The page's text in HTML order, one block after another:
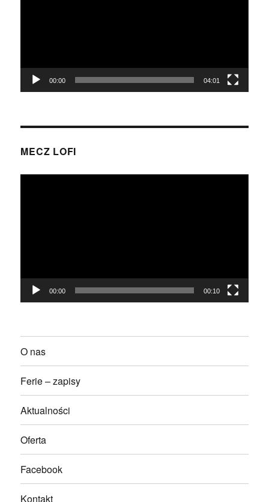
00:00 04:01
MECZ LOFI
00:00 00:10
O nas
Ferie – zapisy
Aktualności
Oferta
Facebook
Kontakt